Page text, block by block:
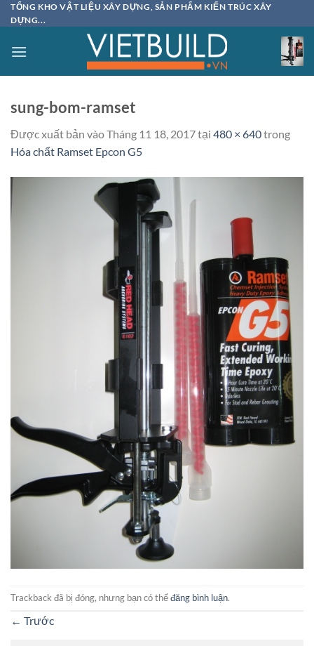
Bỏ
qua
dung
TỔNG KHO VẬT LIỆU XÂY DỰNG, SẢN PHẨM KIẾN TRÚC XÂY
DỰNG...
sung-bom-ramset
Được xuất bản vàoTháng 11 18, 2017tại 480 × 640trong
Hóa chất Ramset Epcon G5
Trackback đã bị đóng, nhưng bạn có thểđăng bình luận.
← Trước